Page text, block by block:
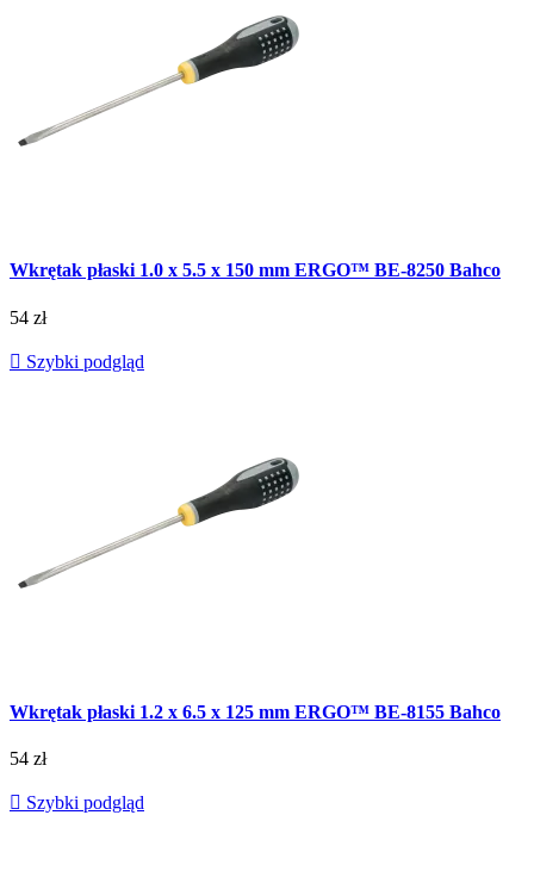
Wkrętak płaski 1.0 x 5.5 x 150 mm ERGO™ BE-8250 Bahco
54 zł
 Szybki podgląd
Wkrętak płaski 1.2 x 6.5 x 125 mm ERGO™ BE-8155 Bahco
54 zł
 Szybki podgląd